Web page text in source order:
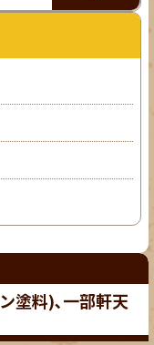
塗料)､一部軒天